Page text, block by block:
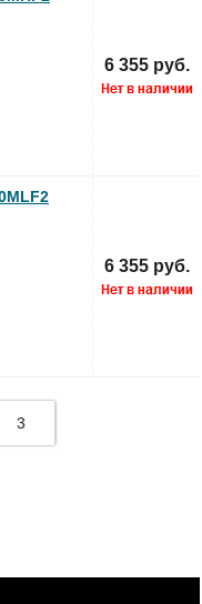
6 355 руб.
6 355 руб.
3